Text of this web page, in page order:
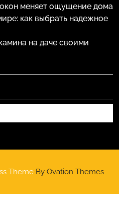
меняет ощущение дома
как выбрать надежное
на даче своими
ThemeBy Ovation Themes